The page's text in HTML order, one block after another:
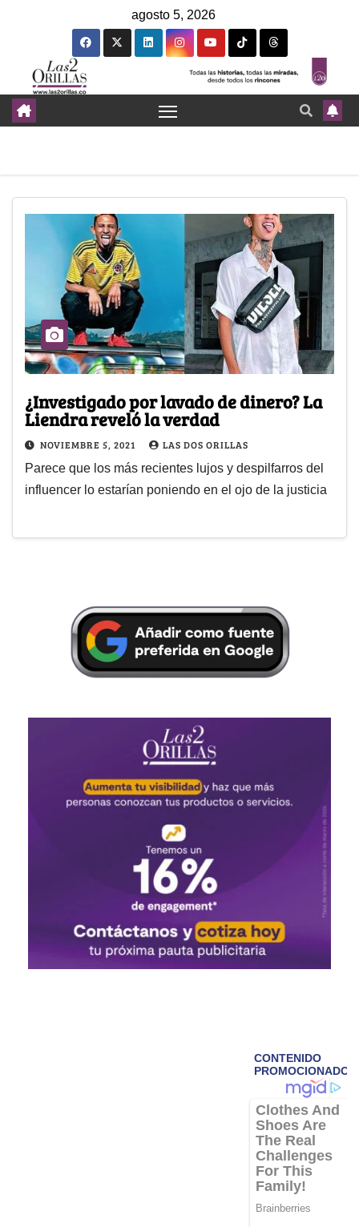
agosto 5, 2026
¿Investigado por lavado de dinero? La
Liendra reveló la verdad
NOVIEMBRE 5, 2021 LAS DOS ORILLAS
Parece que los más recientes lujos y despilfarros del
influencer lo estarían poniendo en el ojo de la justicia